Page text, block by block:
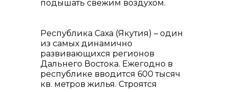
подышать свежим воздухом.
Республика Саха (Якутия) – один
из самых динамично
развивающихся регионов
Дальнего Востока. Ежегодно в
республике вводится 600 тысяч
кв. метров жилья. Строятся